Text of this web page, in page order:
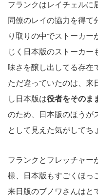
フランクはレイチェルに
同僚のレイの協力を得て
り取りの中でストーカー
じく日本版のストーカー
味さを醸し出してる存在
ただ違っていたのは、来
し日本版は役者をそのま
のため、日本版のほうが
として見えた気がしてち
フランクとフレッチャー
様、日本版もすごくほっ
来日版のブノワさんはと